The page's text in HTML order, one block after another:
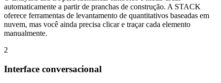
automaticamente a partir de pranchas de construção. A STACK
oferece ferramentas de levantamento de quantitativos baseadas em
nuvem, mas você ainda precisa clicar e traçar cada elemento
manualmente.
2
Interface conversacional